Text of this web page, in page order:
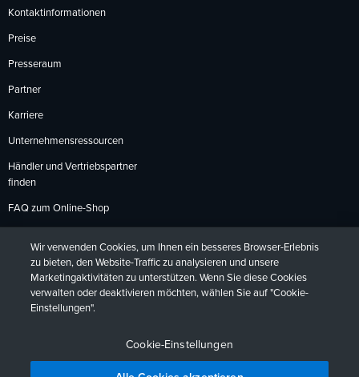
Kontaktinformationen
Preise
Presseraum
Partner
Karriere
Unternehmensressourcen
Händler und Vertriebspartner
finden
FAQ zum Online-Shop
Rückgabebedingungen
DeutschFrançaisEspañol日本語
Wir verwenden Cookies, um Ihnen ein besseres Browser-Erlebnis
zu bieten, den Website-Traffic zu analysieren und unsere
Marketingaktivitäten zu unterstützen. Wenn Sie diese Cookies
verwalten oder deaktivieren möchten, wählen Sie auf "Cookie-
Einstellungen".
Cookie-Einstellungen